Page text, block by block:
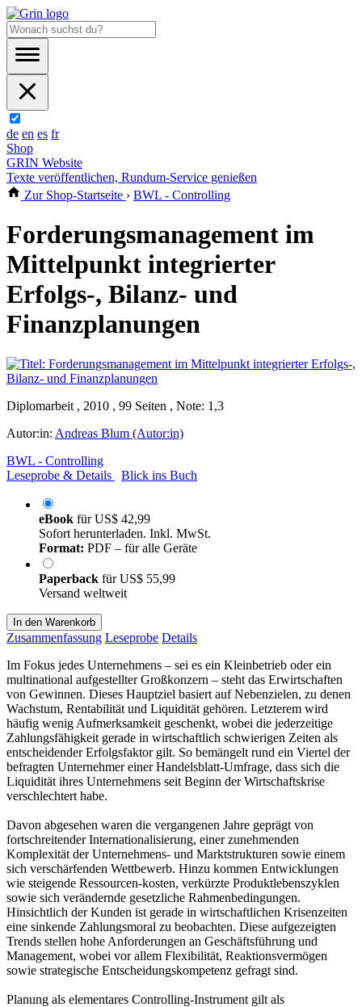
de en es fr
Shop
GRIN Website
Texte veröffentlichen, Rundum-Service genießen
Zur Shop-Startseite › BWL - Controlling
Forderungsmanagement im
Mittelpunkt integrierter
Erfolgs-, Bilanz- und
Finanzplanungen
Diplomarbeit , 2010 , 99 Seiten , Note: 1,3
Autor:in: Andreas Blum (Autor:in)
BWL - Controlling
Leseprobe & Details
Blick ins Buch
eBook fürUS$ 42,99
Sofort herunterladen. Inkl. MwSt.
Format: PDF – für alle Geräte
Paperback fürUS$ 55,99
Versand weltweit
In den Warenkorb
Zusammenfassung Leseprobe Details
Im Fokus jedes Unternehmens – sei es ein Kleinbetrieb oder ein
multinational aufgestellter Großkonzern – steht das Erwirtschaften
von Gewinnen. Dieses Hauptziel basiert auf Nebenzielen, zu denen
Wachstum, Rentabilität und Liquidität gehören. Letzterem wird
häufig wenig Aufmerksamkeit geschenkt, wobei die jederzeitige
Zahlungsfähigkeit gerade in wirtschaftlich schwierigen Zeiten als
entscheidender Erfolgsfaktor gilt. So bemängelt rund ein Viertel der
befragten Unternehmer einer Handelsblatt-Umfrage, dass sich die
Liquidität ihres Unternehmens seit Beginn der Wirtschaftskrise
verschlechtert habe.
Davon abgesehen waren die vergangenen Jahre geprägt von
fortschreitender Internationalisierung, einer zunehmenden
Komplexität der Unternehmens- und Marktstrukturen sowie einem
sich verschärfenden Wettbewerb. Hinzu kommen Entwicklungen
wie steigende Ressourcen-kosten, verkürzte Produktlebenszyklen
sowie sich verändernde gesetzliche Rahmenbedingungen.
Hinsichtlich der Kunden ist gerade in wirtschaftlichen Krisenzeiten
eine sinkende Zahlungsmoral zu beobachten. Diese aufgezeigten
Trends stellen hohe Anforderungen an Geschäftsführung und
Management, wobei vor allem Flexibilität, Reaktionsvermögen
sowie strategische Entscheidungskompetenz gefragt sind.
Planung als elementares Controlling-Instrument gilt als